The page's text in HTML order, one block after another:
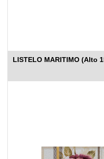
LISTELO MARITIMO (Alto